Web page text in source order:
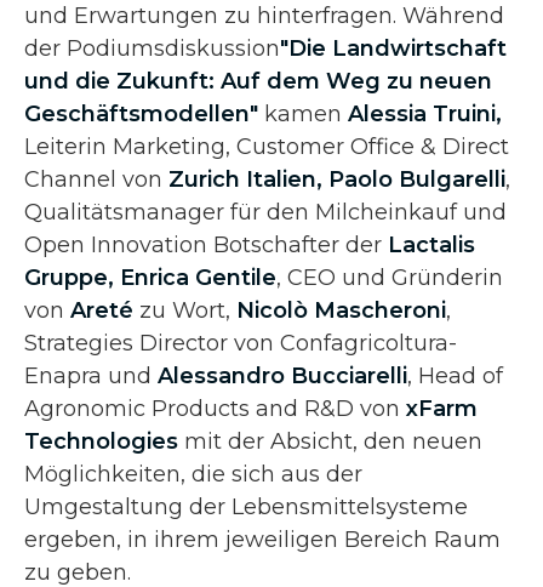
und Erwartungen zu hinterfragen. Während
der Podiumsdiskussion"Die Landwirtschaft
und die Zukunft: Auf dem Weg zu neuen
Geschäftsmodellen" kamen Alessia Truini,
Leiterin Marketing, Customer Office & Direct
Channel von Zurich Italien, Paolo Bulgarelli,
Qualitätsmanager für den Milcheinkauf und
Open Innovation Botschafter der Lactalis
Gruppe, Enrica Gentile, CEO und Gründerin
von Areté zu Wort, Nicolò Mascheroni,
Strategies Director von Confagricoltura-
Enapra und Alessandro Bucciarelli, Head of
Agronomic Products and R&D von xFarm
Technologies mit der Absicht, den neuen
Möglichkeiten, die sich aus der
Umgestaltung der Lebensmittelsysteme
ergeben, in ihrem jeweiligen Bereich Raum
zu geben.